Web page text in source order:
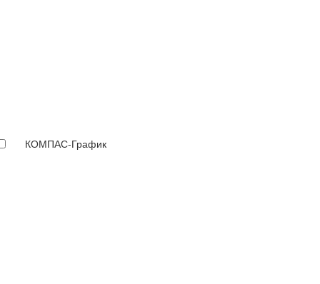
КОМПАС-График